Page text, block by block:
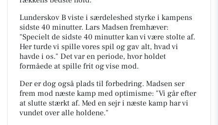
Lunderskov B viste i særdeleshed styrke i kampens
sidste 40 minutter. Lars Madsen fremhæver:
"Specielt de sidste 40 minutter kan vi være stolte af.
Her turde vi spille vores spil og gav alt, hvad vi
havde i os." Det var en periode, hvor holdet
formåede at spille frit og vise mod.
Der er dog også plads til forbedring. Madsen ser
frem mod næste kamp med optimisme: "Vi går efter
at slutte stærkt af. Med en sejr i næste kamp har vi
vundet over alle holdene."